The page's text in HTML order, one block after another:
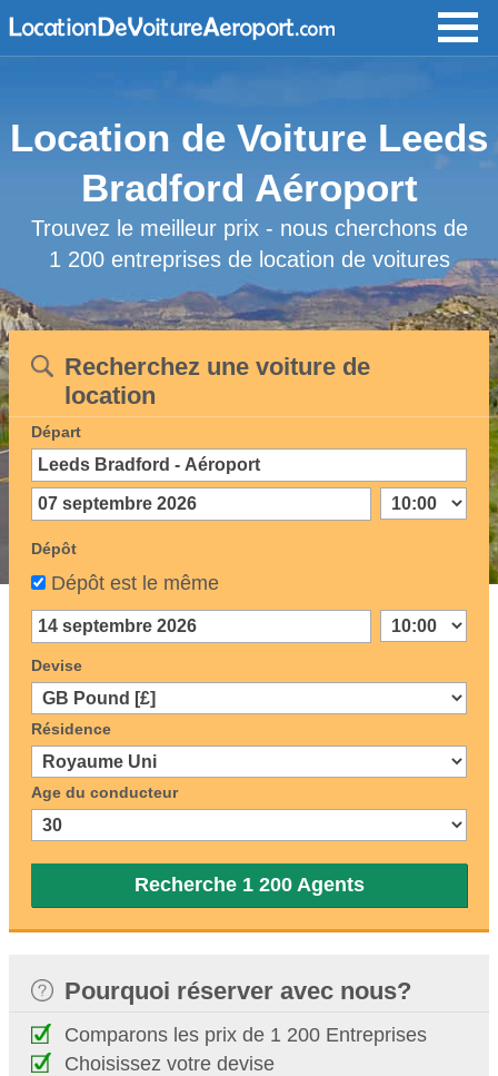
Location de Voiture Leeds
Bradford Aéroport
Trouvez le meilleur prix - nous cherchons de
1 200 entreprises de location de voitures
Recherchez une voiture de
location
Départ
Dépôt
Dépôt est le même
Devise
Résidence
Age du conducteur
Recherche 1 200 Agents
Pourquoi réserver avec nous?
Comparons les prix de 1 200 Entreprises
Choisissez votre devise